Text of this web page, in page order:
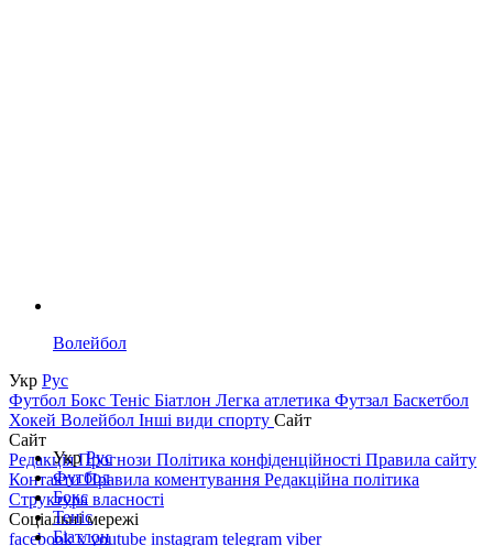
Волейбол
Укр Рус
Футбол Бокс Теніс Біатлон Легка атлетика Футзал Баскетбол
Хокей Волейбол Інші види спорту Сайт
Сайт
РедакціяПрогнози Політика конфіденційності Правила сайту
КонтактиПравила коментування Редакційна політика
Структура власності
Соціальні мережі
facebookxyoutube instagram telegram viber
УкрРус
Футбол
Бокс
Теніс
Біатлон